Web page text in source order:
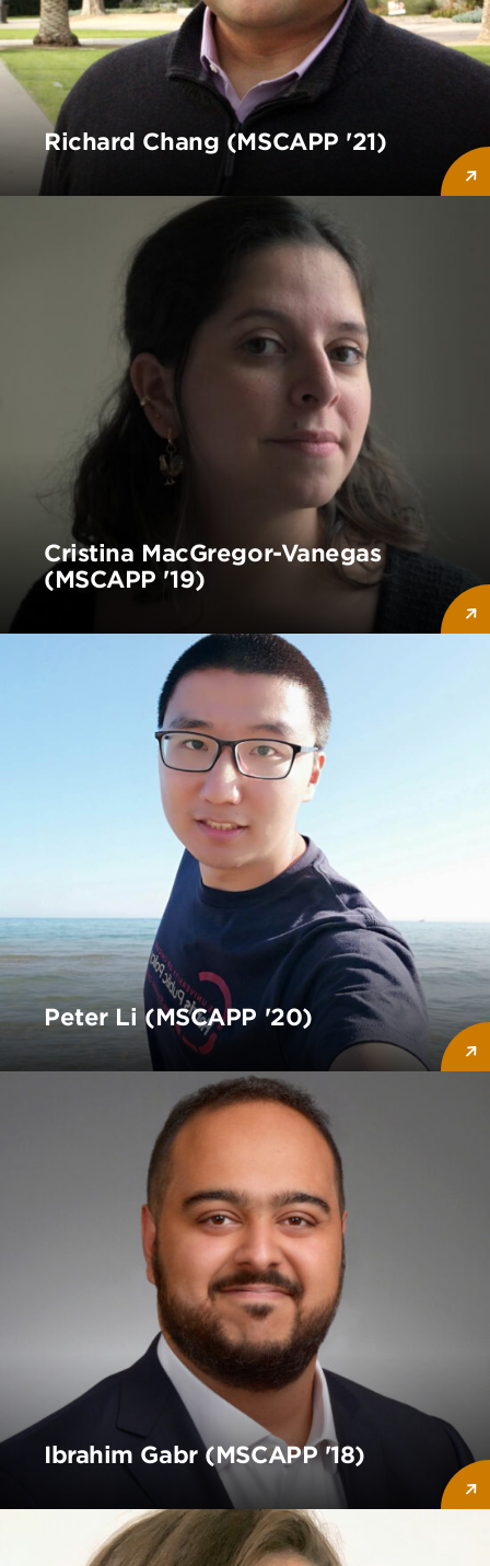
Richard Chang (MSCAPP '21)
Cristina MacGregor-Vanegas
(MSCAPP '19)
Peter Li (MSCAPP '20)
Ibrahim Gabr (MSCAPP '18)